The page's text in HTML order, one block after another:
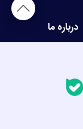
درباره ما